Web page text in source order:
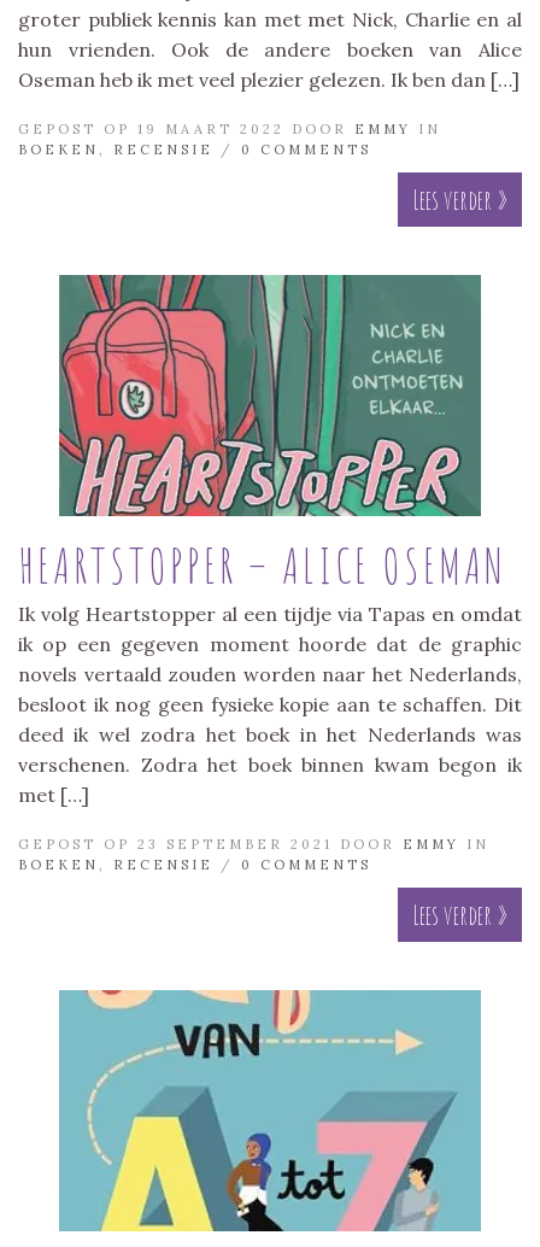
groter publiek kennis kan met met Nick, Charlie en al
hun vrienden. Ook de andere boeken van Alice
Oseman heb ik met veel plezier gelezen. Ik ben dan […]
GEPOST OP 19 MAART 2022 DOOR EMMY
IN
BOEKEN
RECENSIE / 0 COMMENTS
Lees verder »
HEARTSTOPPER – ALICE OSEMAN
Ik volg Heartstopper al een tijdje via Tapas en omdat
ik op een gegeven moment hoorde dat de graphic
novels vertaald zouden worden naar het Nederlands,
besloot ik nog geen fysieke kopie aan te schaffen. Dit
deed ik wel zodra het boek in het Nederlands was
verschenen. Zodra het boek binnen kwam begon ik
met […]
GEPOST OP 23 SEPTEMBER 2021 DOOR EMMY
IN
BOEKEN
RECENSIE / 0 COMMENTS
Lees verder »